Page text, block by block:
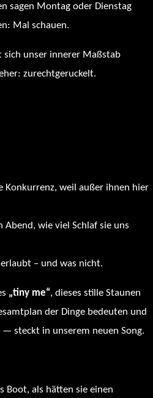
sagen Montag oder Dienstag
Mal schauen.
sich unser innerer Maßstab
zurechtgeruckelt.
Konkurrenz, weil außer ihnen hier
Abend, wie viel Schlaf sie uns
– und was nicht.
„tiny me“, dieses stille Staunen
der Dinge bedeuten und
steckt in unserem neuen Song.
Boot, als hätten sie einen